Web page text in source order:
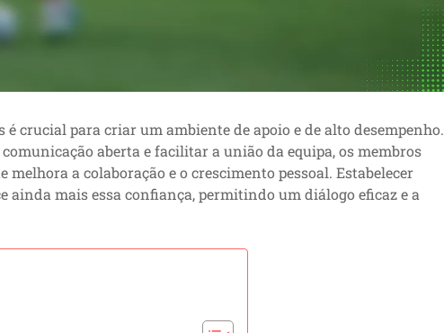
crucial para criar um ambiente de apoio e de alto desempenho.
aberta e facilitar a união da equipa, os membros
melhora a colaboração e o crescimento pessoal. Estabelecer
ainda mais essa confiança, permitindo um diálogo eficaz e a